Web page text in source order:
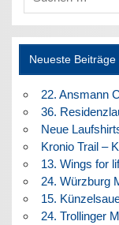
Neueste Beiträge
22. Ansmann
36.
Neue
Kronio Trail –
13. Wings for
24. Würzburg
15.
24. Trollinger